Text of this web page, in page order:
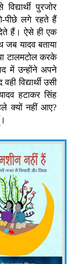
पुरजोर
पीछे लगे रहते हैं
हैं। ऐसे ही एक
यादव बताया
टालमटोल करके
में उन्होंने अपने
विद्यार्थी उसी
हटाकर सिंह
क्यों नहीं आए?